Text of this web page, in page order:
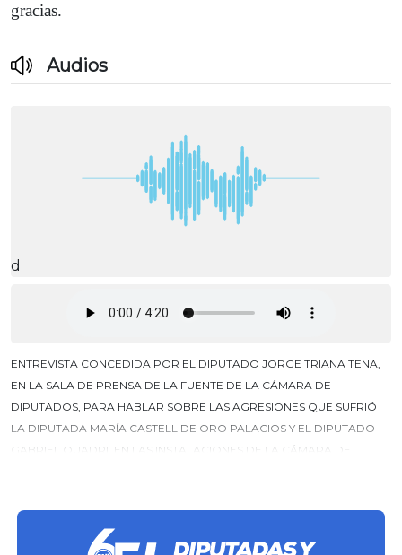
gracias.
Audios
d
ENTREVISTA CONCEDIDA POR EL DIPUTADO JORGE TRIANA TENA,
EN LA SALA DE PRENSA DE LA FUENTE DE LA CÁMARA DE
DIPUTADOS, PARA HABLAR SOBRE LAS AGRESIONES QUE SUFRIÓ
LA DIPUTADA MARÍA CASTELL DE ORO PALACIOS Y EL DIPUTADO
GABRIEL QUADRI, EN LAS INSTALACIONES DE LA CÁMARA DE